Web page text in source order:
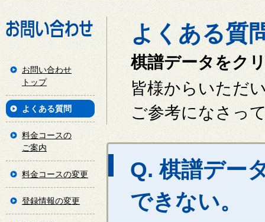
よくある質
棋譜データをク
皆様からいただ
ご参考になさっ
Q. 棋譜デー
できない。
お問い合わせ
トップ
よくある質問
料金コースの
ご案内
料金コースの変更
登録情報の変更